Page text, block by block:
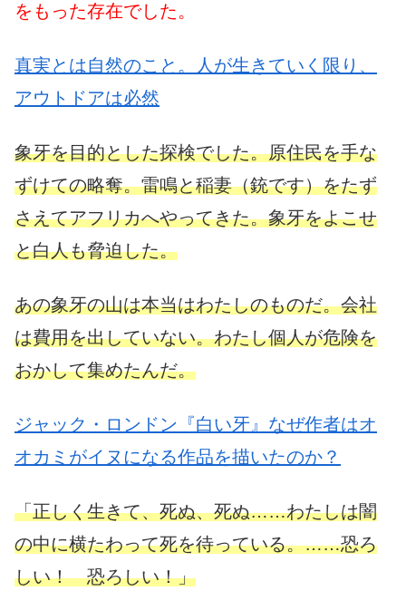
をもった存在でした。
真実とは自然のこと。人が生きていく限り、
アウトドアは必然
象牙を目的とした探検でした。原住民を手な
ずけての略奪。雷鳴と稲妻（銃です）をたず
さえてアフリカへやってきた。象牙をよこせ
と白人も脅迫した。
あの象牙の山は本当はわたしのものだ。会社
は費用を出していない。わたし個人が危険を
おかして集めたんだ。
ジャック・ロンドン『白い牙』なぜ作者はオ
オカミがイヌになる作品を描いたのか？
「正しく生きて、死ぬ、死ぬ……わたしは闇
の中に横たわって死を待っている。……恐ろ
しい！ 恐ろしい！」